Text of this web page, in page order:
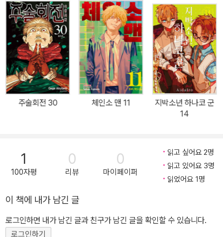
주술회전 30 체인소 맨 11
지박소년 하나코 군
14
1
100자평
0
리뷰
0
마이페이퍼
읽고 싶어요 2명
읽고 있어요 3명
읽었어요 1명
이 책에 내가 남긴 글
로그인하면 내가 남긴 글과 친구가 남긴 글을 확인할 수 있습니다.
로그인하기